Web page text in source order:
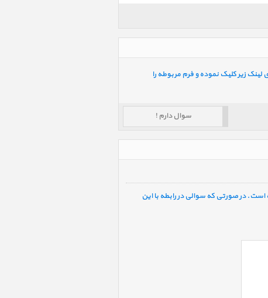
زیر کلیک نموده و فرم مربوطه را
سوال دارم !
در صورتی که سوالی در رابطه با این